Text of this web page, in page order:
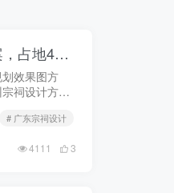
经典案例纪实：广东湛江谢氏祠堂设计图纸效果图方案，占地4800平米，岭南客家风格！
效果图方
祠设计方
# 广东宗祠设计
4111 3